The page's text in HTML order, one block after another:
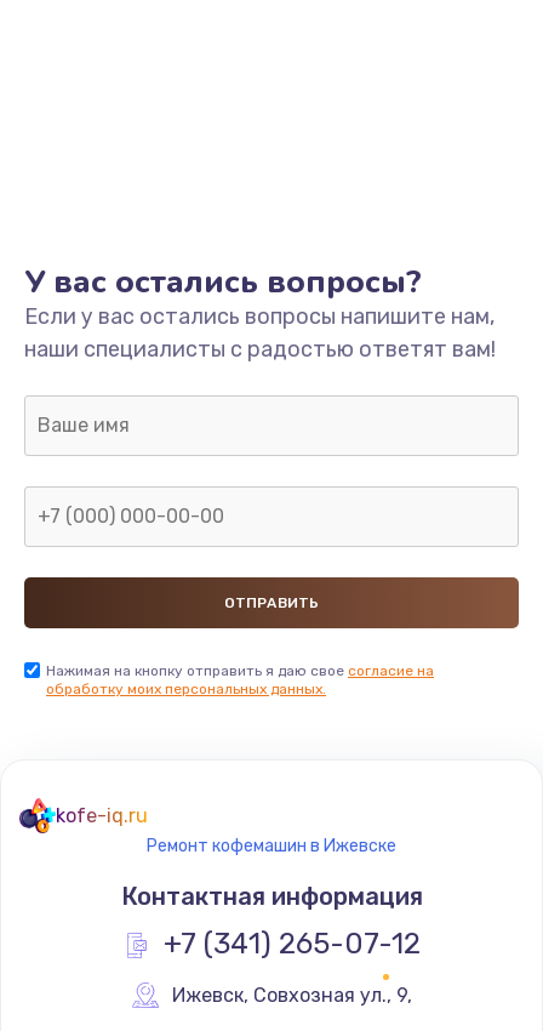
У вас остались вопросы?
Если у вас остались вопросы напишите нам,
наши специалисты с радостью ответят вам!
Нажимая на кнопку отправить я даю свое согласие на
обработку моих персональных данных.
kofe-iq.ru
Ремонт кофемашин в Ижевске
Контактная информация
+7 (341) 265-07-12
Ижевск, Совхозная ул., 9,